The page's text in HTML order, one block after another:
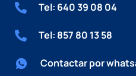
Tel: 640 39 08 04
Tel: 857 80 13 58
Contactar por